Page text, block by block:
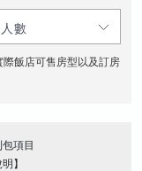
飯店可售房型以及訂房
項目
】